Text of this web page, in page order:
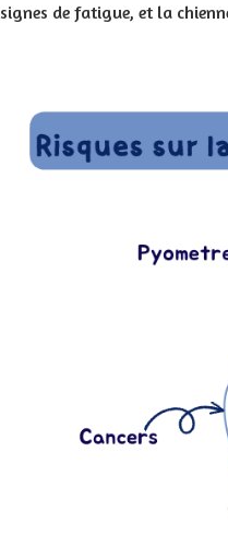
signes de fatigue, et la